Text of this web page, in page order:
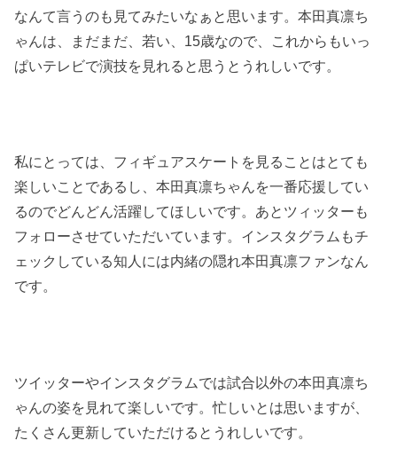
なんて言うのも見てみたいなぁと思います。本田真凛ち
ゃんは、まだまだ、若い、15歳なので、これからもいっ
ぱいテレビで演技を見れると思うとうれしいです。
私にとっては、フィギュアスケートを見ることはとても
楽しいことであるし、本田真凛ちゃんを一番応援してい
るのでどんどん活躍してほしいです。あとツィッターも
フォローさせていただいています。インスタグラムもチ
ェックしている知人には内緒の隠れ本田真凛ファンなん
です。
ツイッターやインスタグラムでは試合以外の本田真凛ち
ゃんの姿を見れて楽しいです。忙しいとは思いますが、
たくさん更新していただけるとうれしいです。